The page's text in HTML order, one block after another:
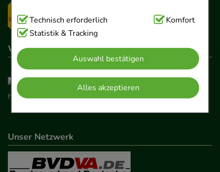
Technisch Notwendig:Hierbei handelt es sich um
Cookies, die für die Grundfunktionen unserer
Website notwendig sind (z.B. Navigation,
Warenkorb, Kundenkonto), weshalb auf diese nicht
verzichtet werden kann.
Komfort:Diese Cookies werden genutzt um das
Einkaufserlebnis noch ansprechender zu gestalten,
Besuchers oder unsere Seite an bevorzugte
Verhaltensweisen (z.B. Spracheinstellung)
anzupassen. Komfort-Cookies ermöglichen es uns
Technisch erforderlich
Komfort
Statistik & Tracking
Auswahl bestätigen
Alles akzeptieren
Wir sind hier gelistet
Unser Netzwerk